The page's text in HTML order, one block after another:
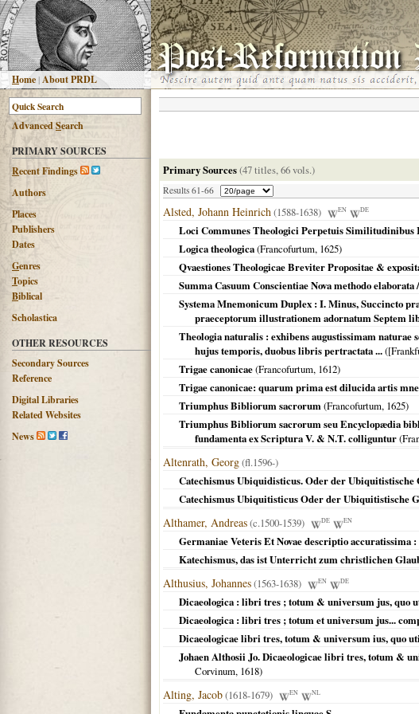
Home |About PRDL
AdvancedSearch
PRIMARY SOURCES
Recent Findings
Authors
Places
Publishers
Dates
Genres
Topics
Biblical
Scholastica
OTHER RESOURCES
Secondary Sources
Reference
Digital Libraries
Related Websites
News
Primary Sources(47 titles, 66 vols.)
Results 61-66
Alsted, Johann Heinrich(1588-1638) EN DE
Loci Communes Theologici Perpetuis
Logica theologica(Francofurtum, 1625)
Qvaestiones Theologicae Breviter Propositae &
Summa Casuum Conscientiae Nova methodo
Systema Mnemonicum Duplex : I. Minus, Succincto
praeceptorum illustrationem adornatum Septem
Theologia naturalis : exhibens augustissimam naturae
hujus temporis, duobus libris pertractata ...(
Trigae canonicae(Francofurtum, 1612)
Trigae canonicae: quarum prima est dilucida artis
Triumphus Bibliorum sacrorum(Francofurtum, 1625)
Triumphus Bibliorum sacrorum seu Encyclopædia
fundamenta ex Scriptura V. & N.T. colliguntur(
Altenrath, Georg(fl.1596-)
Catechismus Ubiquidisticus. Oder der
Catechismus Ubiquitisticus Oder der Ubiquitistische
Althamer, Andreas(c.1500-1539) DE EN
Germaniae Veteris Et Novae descriptio
Katechismus, das ist Unterricht zum christlichen
Althusius, Johannes(1563-1638) EN DE
Dicaeologica : libri tres ; totum & universum jus, quo
Dicaeologica : libri tres ; totum et universum jus...
Dicaeologicae libri tres, totum & universum ius, quo
Johaen Althosii Jo. Dicaeologicae libri tres, totum &
Corvinum, 1618)
Alting, Jacob(1618-1679) EN NL